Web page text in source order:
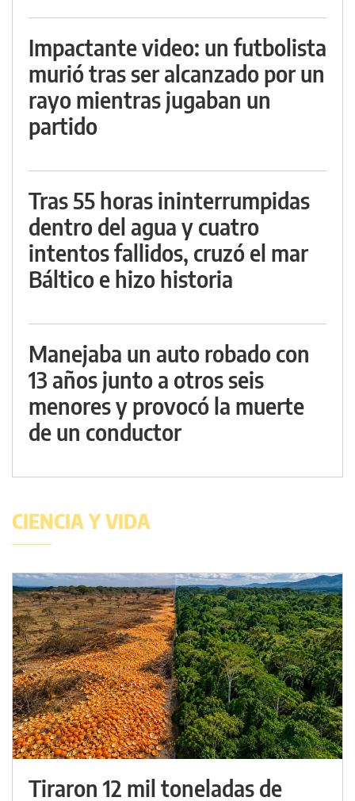
Impactante video: un futbolista
murió tras ser alcanzado por un
rayo mientras jugaban un
partido
Tras 55 horas ininterrumpidas
dentro del agua y cuatro
intentos fallidos, cruzó el mar
Báltico e hizo historia
Manejaba un auto robado con
13 años junto a otros seis
menores y provocó la muerte
de un conductor
CIENCIA Y VIDA
Tiraron 12 mil toneladas de